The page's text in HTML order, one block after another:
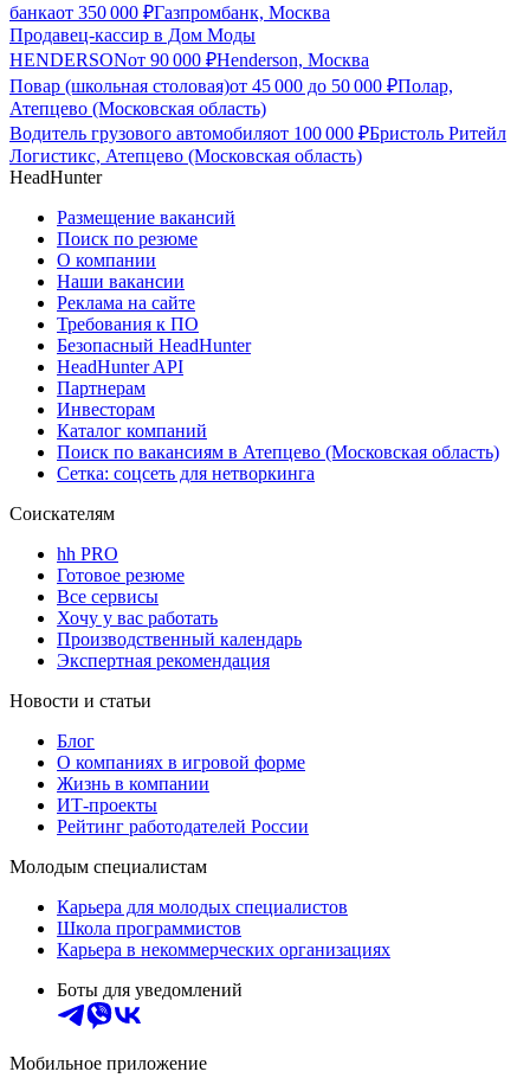
банкаот 350 000 ₽Газпромбанк, Москва
Продавец-кассир в Дом Моды
HENDERSONот 90 000 ₽Henderson, Москва
Повар (школьная столовая)от 45 000 до 50 000 ₽Полар,
Атепцево (Московская область)
Водитель грузового автомобиляот 100 000 ₽Бристоль Ритейл
Логистикс, Атепцево (Московская область)
HeadHunter
Размещение вакансий
Поиск по резюме
О компании
Наши вакансии
Реклама на сайте
Требования к ПО
Безопасный HeadHunter
HeadHunter API
Партнерам
Инвесторам
Каталог компаний
Поиск по вакансиям в Атепцево (Московская область)
Сетка: соцсеть для нетворкинга
Соискателям
hh PRO
Готовое резюме
Все сервисы
Хочу у вас работать
Производственный календарь
Экспертная рекомендация
Новости и статьи
Блог
О компаниях в игровой форме
Жизнь в компании
ИТ-проекты
Рейтинг работодателей России
Молодым специалистам
Карьера для молодых специалистов
Школа программистов
Карьера в некоммерческих организациях
Боты для уведомлений
Мобильное приложение